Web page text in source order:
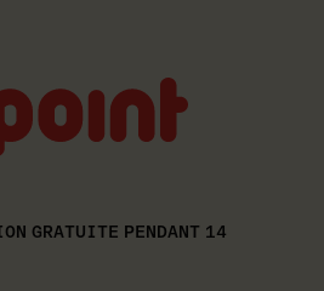
logo
GRATUITE PENDANT 14